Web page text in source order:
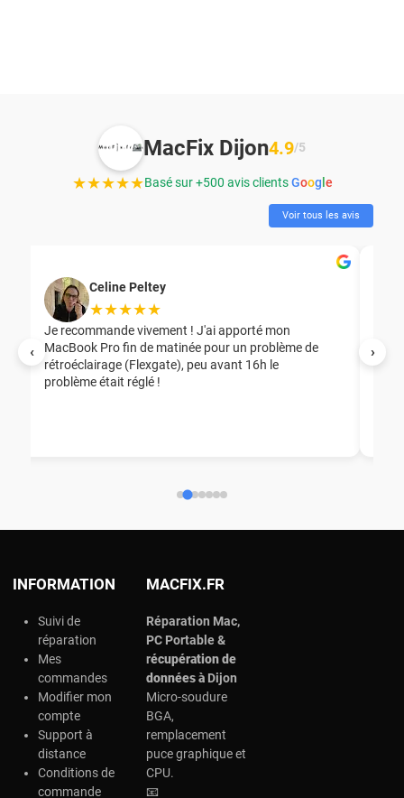
‹ ›
MacFix Dijon4.9/5
★★★★★Basé sur +500 avis clientsGoogle
Voir tous les avis
Celine Peltey
★★★★★
Je recommande vivement ! J'ai apporté mon
MacBook Pro fin de matinée pour un problème de
rétroéclairage (Flexgate), peu avant 16h le
problème était réglé !
INFORMATION
Suivi de
réparation
Mes
commandes
Modifier mon
compte
Support à
distance
Conditions de
commande
MACFIX.FR
Réparation Mac,
PC Portable &
récupération de
données àDijon
Micro-soudure
BGA,
remplacement
puce graphique et
CPU.
📧